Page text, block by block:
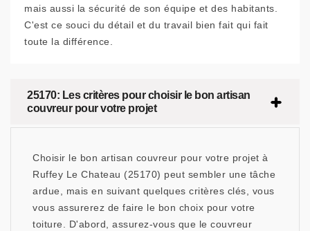
mais aussi la sécurité de son équipe et des habitants.
C'est ce souci du détail et du travail bien fait qui fait
toute la différence.
25170: Les critères pour choisir le bon artisan
couvreur pour votre projet
Choisir le bon artisan couvreur pour votre projet à
Ruffey Le Chateau (25170) peut sembler une tâche
ardue, mais en suivant quelques critères clés, vous
vous assurerez de faire le bon choix pour votre
toiture. D'abord, assurez-vous que le couvreur